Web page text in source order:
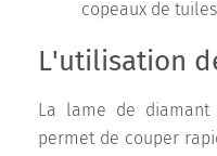
copeaux de
L'utilisation
La lame de
permet de couper